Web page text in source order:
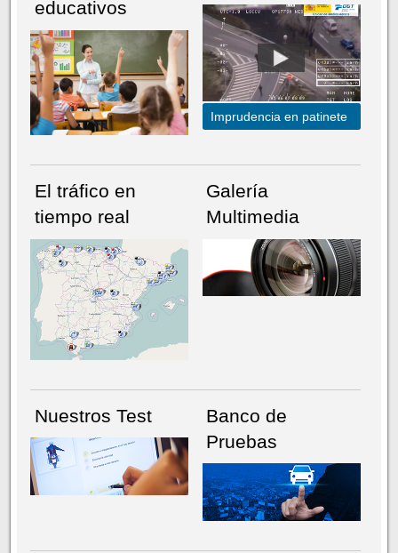
NÚMERO ACTUALHEMEROTECA
educativos
Imprudencia en patinete
El tráfico en
tiempo real
Galería
Multimedia
Nuestros Test
Banco de
Pruebas